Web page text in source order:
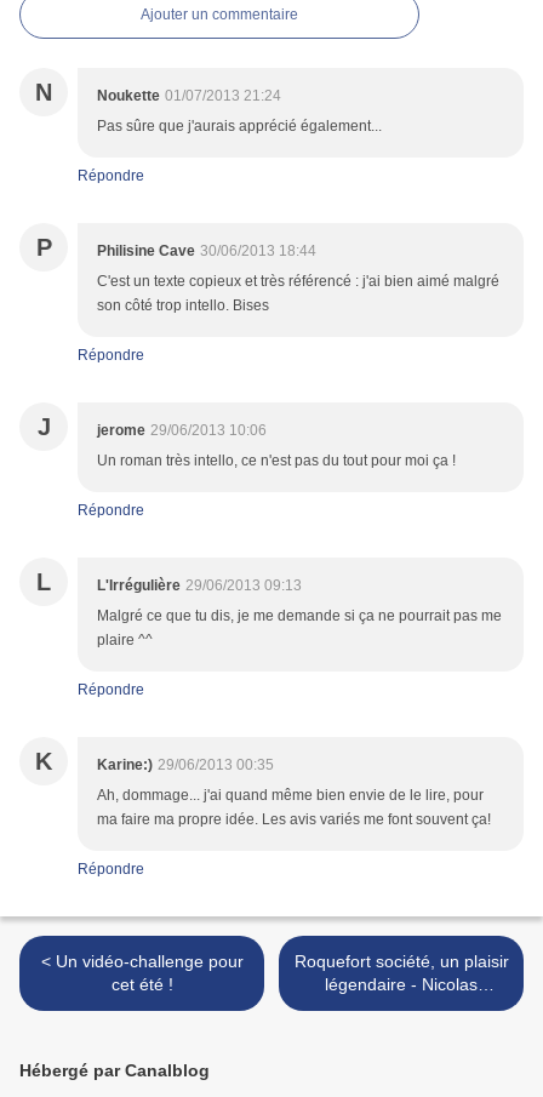
Ajouter un commentaire
N Noukette 01/07/2013 21:24
Pas sûre que j'aurais apprécié également...
Répondre
P Philisine Cave 30/06/2013 18:44
C'est un texte copieux et très référencé : j'ai bien aimé malgré
son côté trop intello. Bises
Répondre
J jerome 29/06/2013 10:06
Un roman très intello, ce n'est pas du tout pour moi ça !
Répondre
L L'Irrégulière 29/06/2013 09:13
Malgré ce que tu dis, je me demande si ça ne pourrait pas me
plaire ^^
Répondre
K Karine:) 29/06/2013 00:35
Ah, dommage... j'ai quand même bien envie de le lire, pour
ma faire ma propre idée. Les avis variés me font souvent ça!
Répondre
< Un vidéo-challenge pour
cet été !
Roquefort société, un plaisir
légendaire - Nicolas
BARDOU & Manuel HUYNH
Hébergé par Canalblog